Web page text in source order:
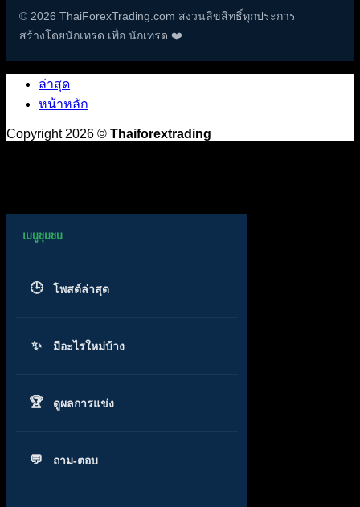
© 2026 ThaiForexTrading.com สงวนลิขสิทธิ์ทุกประการ
สร้างโดยนักเทรด เพื่อ นักเทรด ❤️
ล่าสุด
หน้าหลัก
Copyright 2026 © Thaiforextrading
โพสต์ล่าสุด
มีอะไรใหม่บ้าง
ดูผลการแข่ง
ถาม-ตอบ